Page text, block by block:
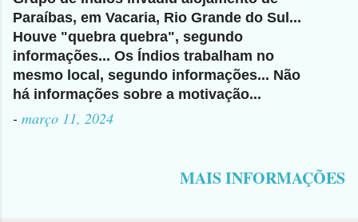
Paraíbas, em Vacaria, Rio Grande do Sul...
Houve "quebra quebra", segundo
informações... Os Índios trabalham no
mesmo local, segundo informações... Não
há informações sobre a motivação...
- março 11, 2024
MAIS INFORMAÇÕES